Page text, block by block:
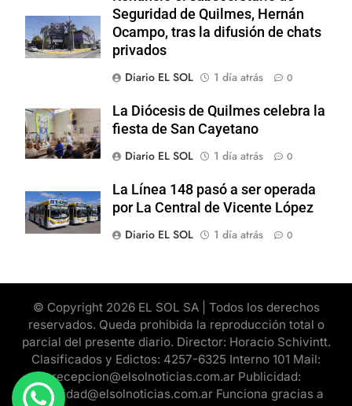
Seguridad de Quilmes, Hernán
Ocampo, tras la difusión de chats
privados
Diario EL SOL
1 día atrás 0
La Diócesis de Quilmes celebra la
fiesta de San Cayetano
Diario EL SOL
1 día atrás 0
La Línea 148 pasó a ser operada
por La Central de Vicente López
Diario EL SOL
1 día atrás 0
© Copyright 2026 EL SOL SA | Todos los derechos
reservados. Queda prohibida la reproducción total o
parcial del presente diario. Director: Horacio Schivintt.
Clasificados y Edictos: 4257-6325 Interno 101 Mail:
recepcion@elsolnoticias.com.ar Publicidad:
publicidad@elsolnoticias.com.ar Funciona gracias a